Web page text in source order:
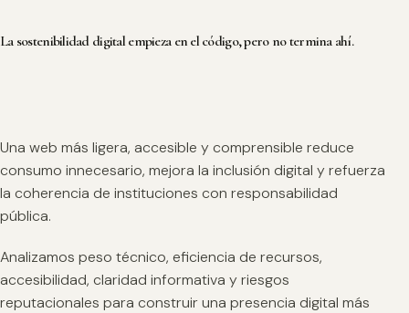
La sostenibilidad digital empieza en el código, pero no termina ahí.
Una web más ligera, accesible y comprensible reduce
consumo innecesario, mejora la inclusión digital y refuerza
la coherencia de instituciones con responsabilidad
pública.
Analizamos peso técnico, eficiencia de recursos,
accesibilidad, claridad informativa y riesgos
reputacionales para construir una presencia digital más